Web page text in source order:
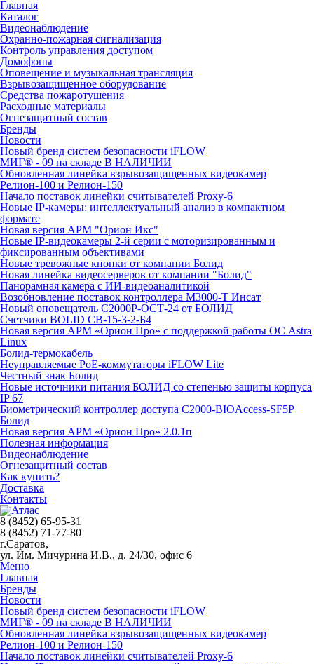
Главная
Каталог
Видеонаблюдение
Охранно-пожарная сигнализация
Контроль управления доступом
Домофоны
Оповещение и музыкальная трансляция
Взрывозащищенное оборудование
Средства пожаротушения
Расходные материалы
Огнезащитный состав
Бренды
Новости
Новый бренд систем безопасности iFLOW
МИГ® - 09 на складе В НАЛИЧИИ
Обновленная линейка взрывозащищенных видеокамер
Релион-100 и Релион-150
Начало поставок линейки считывателей Proxy-6
Новые IP-камеры: интеллектуальный анализ в компактном
формате
Новая версия АРМ "Орион Икс"
Новые IP-видеокамеры 2-й серии с моторизированным и
фиксированным объективами
Новые тревожные кнопки от компании Болид
Новая линейка видеосерверов от компании "Болид"
Панорамная камера с ИИ-видеоаналитикой
Возобновление поставок контроллера М3000-Т Инсат
Новый оповещатель С2000Р-ОСТ-24 от БОЛИД
Счетчики BOLID СВ-15-3-2-Б4
Новая версия АРМ «Орион Про» с поддержкой работы ОС Astra
Linux
Болид-термокабель
Неуправляемые PoE-коммутаторы iFLOW Lite
Честный знак Болид
Новые источники питания БОЛИД со степенью защиты корпуса
IP 67
Биометрический контроллер доступа С2000-BIOAccess-SF5P
Болид
Новая версия АРМ «Орион Про» 2.0.1п
Полезная информация
Видеонаблюдение
Огнезащитный состав
Как купить?
Доставка
Контакты
8 (8452) 65-95-31
8 (8452) 71-77-80
г.Саратов,
ул. Им. Мичурина И.В., д. 24/30, офис 6
Меню
Главная
Бренды
Новости
Новый бренд систем безопасности iFLOW
МИГ® - 09 на складе В НАЛИЧИИ
Обновленная линейка взрывозащищенных видеокамер
Релион-100 и Релион-150
Начало поставок линейки считывателей Proxy-6